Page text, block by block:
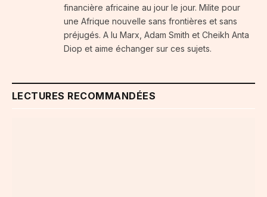
financière africaine au jour le jour. Milite pour
une Afrique nouvelle sans frontières et sans
préjugés. A lu Marx, Adam Smith et Cheikh Anta
Diop et aime échanger sur ces sujets.
LECTURES RECOMMANDÉES